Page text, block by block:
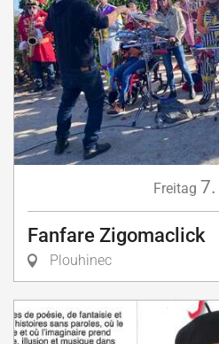
Freitag 7.
Fanfare Zigomaclick
Plouhinec